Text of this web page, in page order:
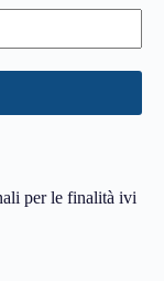
per le finalità ivi